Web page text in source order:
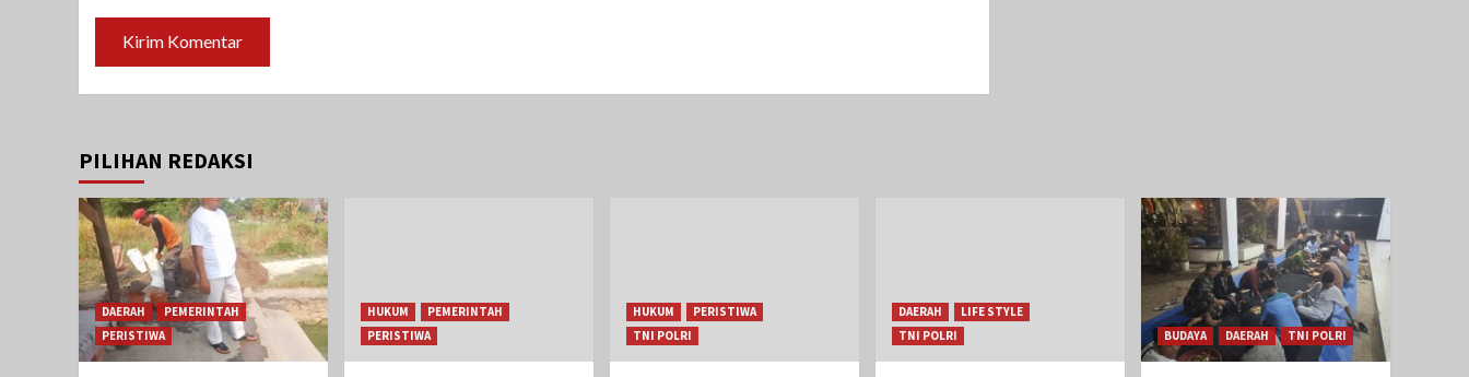
PILIHAN REDAKSI
DAERAH
PEMERINTAH
PERISTIWA
HUKUM
PEMERINTAH
PERISTIWA
HUKUM
PERISTIWA
TNI POLRI
DAERAH
LIFE STYLE
TNI POLRI
BUDAYA DAERAH TNI POLRI